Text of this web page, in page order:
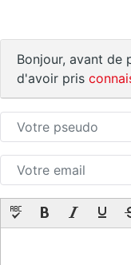
Bonjour, avant de
d'avoir pris